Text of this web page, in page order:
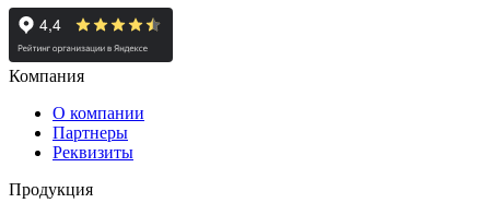
Компания
О компании
Партнеры
Реквизиты
Продукция